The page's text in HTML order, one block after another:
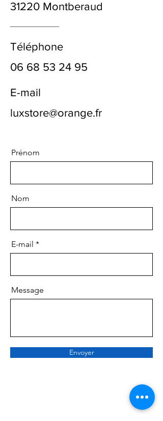
31220 Montberaud
Téléphone
06 68 53 24 95
E-mail
luxstore@orange.fr
Prénom
Nom
E-mail
Message
Envoyer